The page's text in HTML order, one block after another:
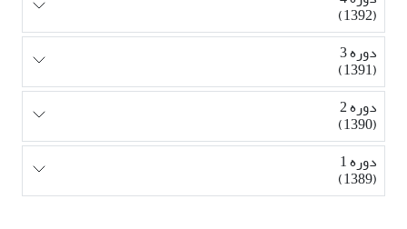
(1392)
دوره 3
(1391)
دوره 2
(1390)
دوره 1
(1389)